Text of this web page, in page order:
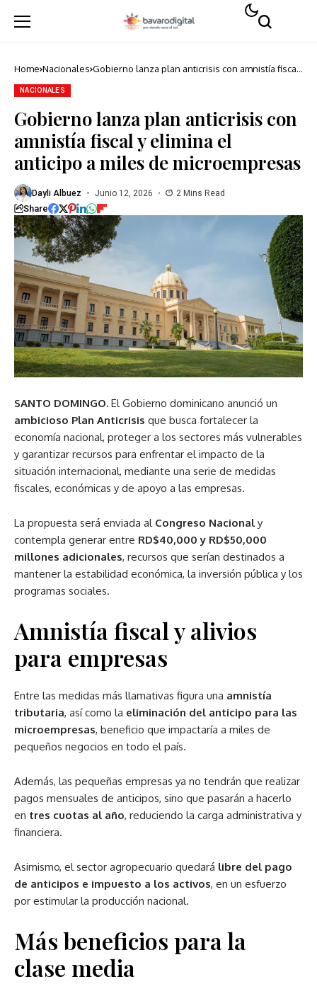
Home Nacionales Gobierno lanza plan anticrisis con amnistía fiscal
NACIONALES
Gobierno lanza plan anticrisis con
amnistía fiscal y elimina el
anticipo a miles de microempresas
Dayli Albuez Junio 12, 2026 2 Mins Read
Share
SANTO DOMINGO. El Gobierno dominicano anunció un
ambicioso Plan Anticrisis que busca fortalecer la
economía nacional, proteger a los sectores más vulnerables
y garantizar recursos para enfrentar el impacto de la
situación internacional, mediante una serie de medidas
fiscales, económicas y de apoyo a las empresas.
La propuesta será enviada al Congreso Nacional y
contempla generar entre RD$40,000 y RD$50,000
millones adicionales, recursos que serían destinados a
mantener la estabilidad económica, la inversión pública y los
programas sociales.
Amnistía fiscal y alivios
para empresas
Entre las medidas más llamativas figura una amnistía
tributaria, así como la eliminación del anticipo para las
microempresas, beneficio que impactaría a miles de
pequeños negocios en todo el país.
Además, las pequeñas empresas ya no tendrán que realizar
pagos mensuales de anticipos, sino que pasarán a hacerlo
en tres cuotas al año, reduciendo la carga administrativa y
financiera.
Asimismo, el sector agropecuario quedará libre del pago
de anticipos e impuesto a los activos, en un esfuerzo
por estimular la producción nacional.
Más beneficios para la
clase media